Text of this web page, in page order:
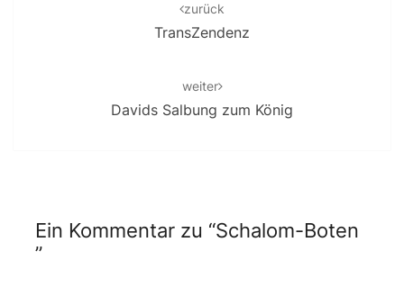
zurück
TransZendenz
weiter
Davids Salbung zum König
Ein Kommentar zu “Schalom-Boten
”